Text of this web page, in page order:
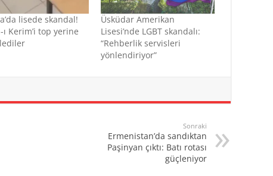
lisede skandal!
ı Kerim’i top yerine
Üsküdar Amerikan
Lisesi’nde LGBT skandalı:
“Rehberlik servisleri
yönlendiriyor”
Sonraki
Ermenistan’da sandıktan
Paşinyan çıktı: Batı rotası
güçleniyor